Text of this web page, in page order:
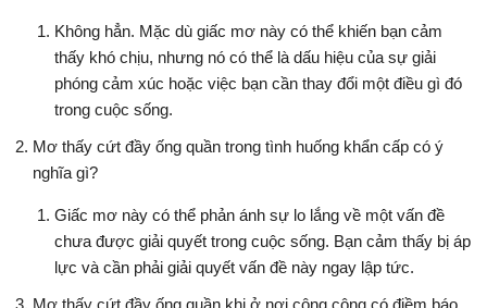
Không hẳn. Mặc dù giấc mơ này có thể khiến bạn cảm
thấy khó chịu, nhưng nó có thể là dấu hiệu của sự giải
phóng cảm xúc hoặc việc bạn cần thay đổi một điều gì đó
trong cuộc sống.
Mơ thấy cứt đầy ống quần trong tình huống khẩn cấp có ý
nghĩa gì?
Giấc mơ này có thể phản ánh sự lo lắng về một vấn đề
chưa được giải quyết trong cuộc sống. Bạn cảm thấy bị áp
lực và cần phải giải quyết vấn đề này ngay lập tức.